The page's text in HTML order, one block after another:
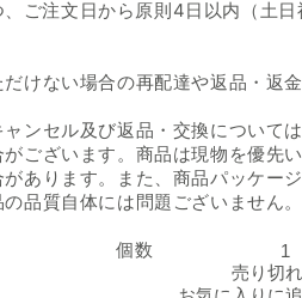
ご注文日から原則4日以内（土日
けない場合の再配達や返品・返
ンセル及び返品・交換については
ございます。商品は現物を優先い
あります。また、商品パッケー
品質自体には問題ございません。
個数「国産黒毛和牛A5等
売り切れ